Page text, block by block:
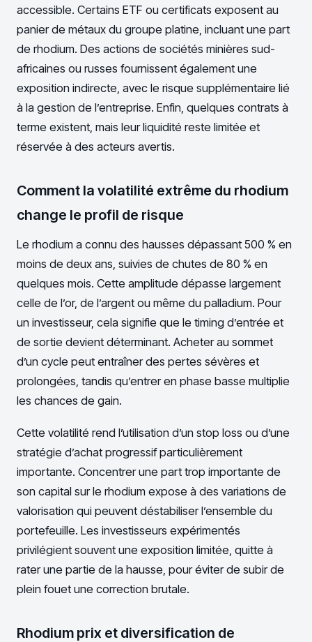
accessible. Certains ETF ou certificats exposent au
panier de métaux du groupe platine, incluant une part
de rhodium. Des actions de sociétés minières sud-
africaines ou russes fournissent également une
exposition indirecte, avec le risque supplémentaire lié
à la gestion de l’entreprise. Enfin, quelques contrats à
terme existent, mais leur liquidité reste limitée et
réservée à des acteurs avertis.
Comment la volatilité extrême du rhodium
change le profil de risque
Le rhodium a connu des hausses dépassant 500 % en
moins de deux ans, suivies de chutes de 80 % en
quelques mois. Cette amplitude dépasse largement
celle de l’or, de l’argent ou même du palladium. Pour
un investisseur, cela signifie que le timing d’entrée et
de sortie devient déterminant. Acheter au sommet
d’un cycle peut entraîner des pertes sévères et
prolongées, tandis qu’entrer en phase basse multiplie
les chances de gain.
Cette volatilité rend l’utilisation d’un stop loss ou d’une
stratégie d’achat progressif particulièrement
importante. Concentrer une part trop importante de
son capital sur le rhodium expose à des variations de
valorisation qui peuvent déstabiliser l’ensemble du
portefeuille. Les investisseurs expérimentés
privilégient souvent une exposition limitée, quitte à
rater une partie de la hausse, pour éviter de subir de
plein fouet une correction brutale.
Rhodium prix et diversification de